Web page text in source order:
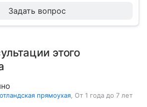
Задать вопрос
этого
прямоухая От 1 года до 7 лет